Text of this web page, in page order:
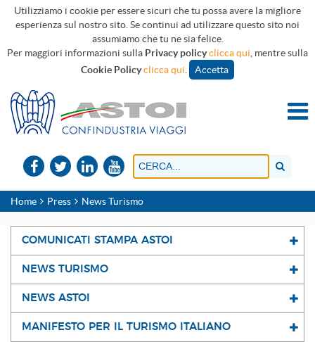
Utilizziamo i cookie per essere sicuri che tu possa avere la migliore
esperienza sul nostro sito. Se continui ad utilizzare questo sito noi
assumiamo che tu ne sia felice.
Per maggiori informazioni sulla Privacy policyclicca qui , mentre sulla
Cookie Policyclicca qui Accetta
Home Press News Turismo
COMUNICATI STAMPA ASTOI
NEWS TURISMO
NEWS ASTOI
MANIFESTO PER IL TURISMO ITALIANO